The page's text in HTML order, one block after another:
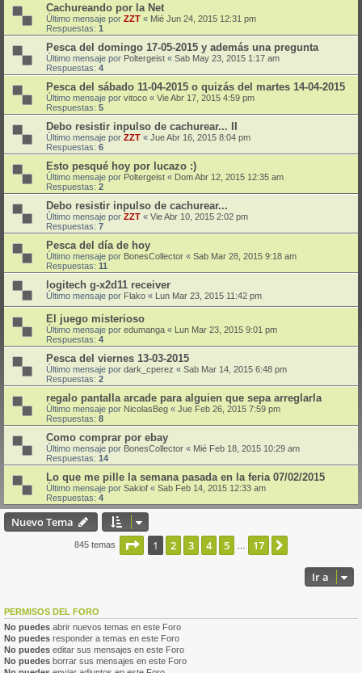
Cachureando por la Net
Último mensaje por ZZT « Mié Jun 24, 2015 12:31 pm
Respuestas: 1
Pesca del domingo 17-05-2015 y además una pregunta
Último mensaje por Poltergeist « Sab May 23, 2015 1:17 am
Respuestas: 4
Pesca del sábado 11-04-2015 o quizás del martes 14-04-2015
Último mensaje por vitoco « Vie Abr 17, 2015 4:59 pm
Respuestas: 5
Debo resistir inpulso de cachurear... II
Último mensaje por ZZT « Jue Abr 16, 2015 8:04 pm
Respuestas: 6
Esto pesqué hoy por lucazo :)
Último mensaje por Poltergeist « Dom Abr 12, 2015 12:35 am
Respuestas: 2
Debo resistir inpulso de cachurear...
Último mensaje por ZZT « Vie Abr 10, 2015 2:02 pm
Respuestas: 7
Pesca del día de hoy
Último mensaje por BonesCollector « Sab Mar 28, 2015 9:18 am
Respuestas: 11
logitech g-x2d11 receiver
Último mensaje por Flako « Lun Mar 23, 2015 11:42 pm
El juego misterioso
Último mensaje por edumanga « Lun Mar 23, 2015 9:01 pm
Respuestas: 4
Pesca del viernes 13-03-2015
Último mensaje por dark_cperez « Sab Mar 14, 2015 6:48 pm
Respuestas: 2
regalo pantalla arcade para alguien que sepa arreglarla
Último mensaje por NicolasBeg « Jue Feb 26, 2015 7:59 pm
Respuestas: 8
Como comprar por ebay
Último mensaje por BonesCollector « Mié Feb 18, 2015 10:29 am
Respuestas: 14
Lo que me pille la semana pasada en la feria 07/02/2015
Último mensaje por Sakiof « Sab Feb 14, 2015 12:33 am
Respuestas: 4
Nuevo Tema
845 temas Página de 17
1 2 3 4 5 17
Ir a
PERMISOS DEL FORO
No puedes abrir nuevos temas en este Foro
No puedes responder a temas en este Foro
No puedes editar sus mensajes en este Foro
No puedes borrar sus mensajes en este Foro